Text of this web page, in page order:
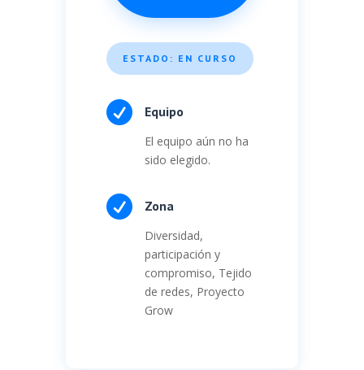
ESTADO: EN CURSO
 Equipo
El equipo aún no ha
sido elegido.
 Zona
Diversidad,
participación y
compromiso, Tejido
de redes, Proyecto
Grow